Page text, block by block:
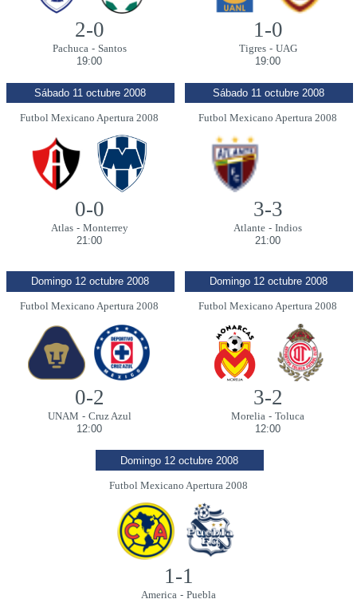
2-0
Pachuca- Santos
19:00
1-0
Tigres- UAG
19:00
Sábado 11 octubre 2008
Futbol Mexicano Apertura 2008
0-0
Atlas- Monterrey
21:00
Sábado 11 octubre 2008
Futbol Mexicano Apertura 2008
3-3
Atlante - Indios
21:00
Domingo 12 octubre 2008
Futbol Mexicano Apertura 2008
0-2
UNAM - Cruz Azul
12:00
Domingo 12 octubre 2008
Futbol Mexicano Apertura 2008
3-2
Morelia - Toluca
12:00
Domingo 12 octubre 2008
Futbol Mexicano Apertura 2008
1-1
America - Puebla